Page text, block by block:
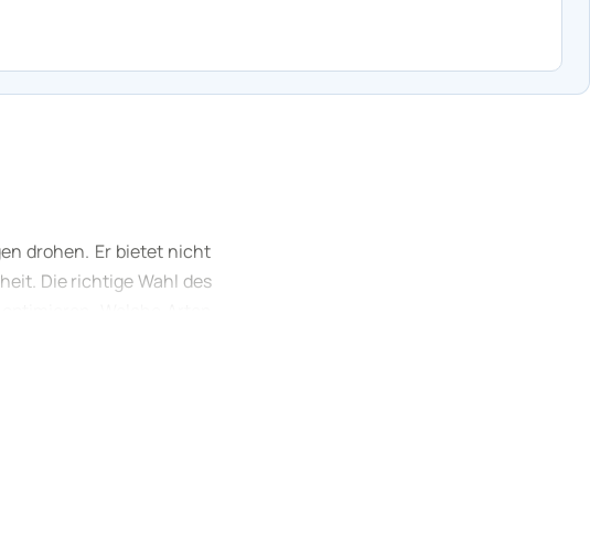
drohen. Er bietet nicht
Die richtige Wahl des
zu treffen.